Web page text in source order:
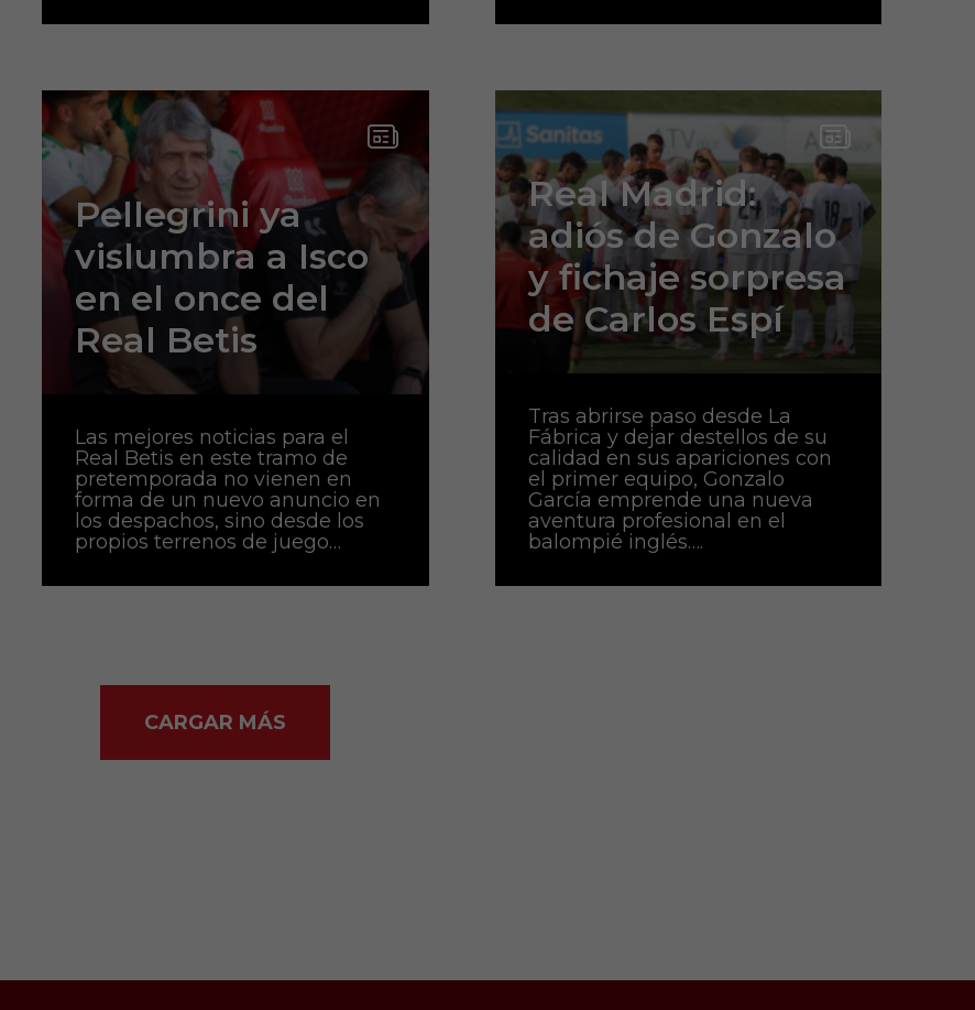
Pellegrini ya
vislumbra a Isco
en el once del
Real Betis
Las mejores noticias para el
Real Betis en este tramo de
pretemporada no vienen en
forma de un nuevo anuncio en
los despachos, sino desde los
propios terrenos de juego…
Real Madrid:
adiós de Gonzalo
y fichaje sorpresa
de Carlos Espí
Tras abrirse paso desde La
Fábrica y dejar destellos de su
calidad en sus apariciones con
el primer equipo, Gonzalo
García emprende una nueva
aventura profesional en el
balompié inglés….
CARGAR MÁS